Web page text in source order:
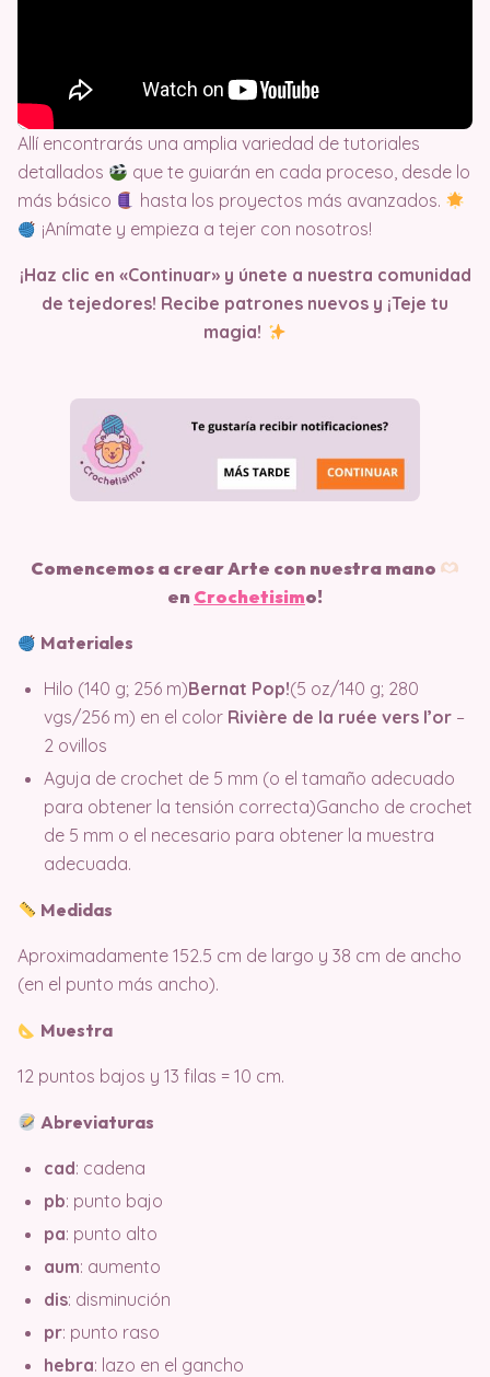
Allí encontrarás una amplia variedad de tutoriales
detallados
que te guiarán en cada proceso, desde lo
más básico
hasta los proyectos más avanzados.
¡Anímate y empieza a tejer con nosotros!
¡Haz clic en «Continuar» y únete a nuestra comunidad
de tejedores! Recibe patrones nuevos y ¡Teje tu
magia!
Comencemos a crear Arte con nuestra mano
en Crochetisimo!
Materiales
Hilo (140 g; 256 m)Bernat Pop!(5 oz/140 g; 280
vgs/256 m) en el color Rivière de la ruée vers l’or –
2 ovillos
Aguja de crochet de 5 mm (o el tamaño adecuado
para obtener la tensión correcta)Gancho de crochet
de 5 mm o el necesario para obtener la muestra
adecuada.
Medidas
Aproximadamente 152.5 cm de largo y 38 cm de ancho
(en el punto más ancho).
Muestra
12 puntos bajos y 13 filas = 10 cm.
Abreviaturas
cad: cadena
pb: punto bajo
pa: punto alto
aum: aumento
dis: disminución
pr: punto raso
hebra: lazo en el gancho